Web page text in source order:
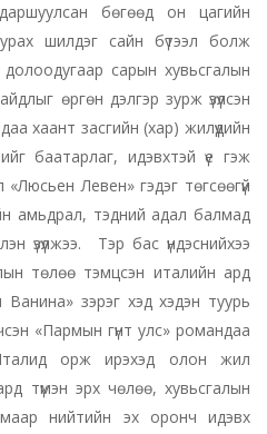
бөгөөд он цагийн
шилдэг сайн бүтээл болж
сарын хувьсгалын
өргөн дэлгэр зурж үзүүлсэн
хаант засгийн (хар) жилүүдийн
баатарлаг, идэвхтэй үе гэж
«Люсьен Левен» гэдэг төгсөөгүй
амьдрал, тэдний адал балмад
үзүүлжээ. Тэр бас үндэснийхээ
төлөө тэмцсэн италийн ард
Ванина» зэрэг хэд хэдэн туурь
«Пармын гүнт улс» романдаа
орж ирэхэд олон жил
түмэн эрх чөлөө, хувьсгалын
нийтийн эх оронч идэвх